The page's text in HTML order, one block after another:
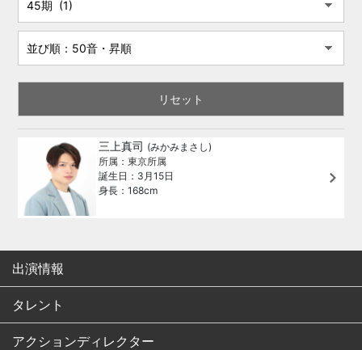
三上真司 (みかみまさし)
所属：東京所属
誕生日：3月15日
身長：168cm
出演情報
タレント
アクションディレクター